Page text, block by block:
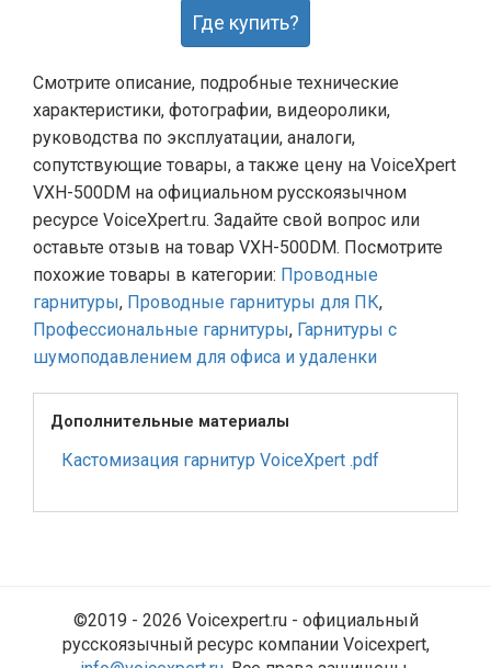
Где купить?
Смотрите описание, подробные технические
характеристики, фотографии, видеоролики,
руководства по эксплуатации, аналоги,
сопутствующие товары, а также цену на VoiceXpert
VXH-500DM на официальном русскоязычном
ресурсе VoiceXpert.ru. Задайте свой вопрос или
оставьте отзыв на товар VXH-500DM. Посмотрите
похожие товары в категории: Проводные
гарнитуры, Проводные гарнитуры для ПК,
Профессиональные гарнитуры, Гарнитуры с
шумоподавлением для офиса и удаленки
Дополнительные материалы
Кастомизация гарнитур VoiceXpert .pdf
©2019 - 2026 Voicexpert.ru - официальный
русскоязычный ресурс компании Voicexpert,